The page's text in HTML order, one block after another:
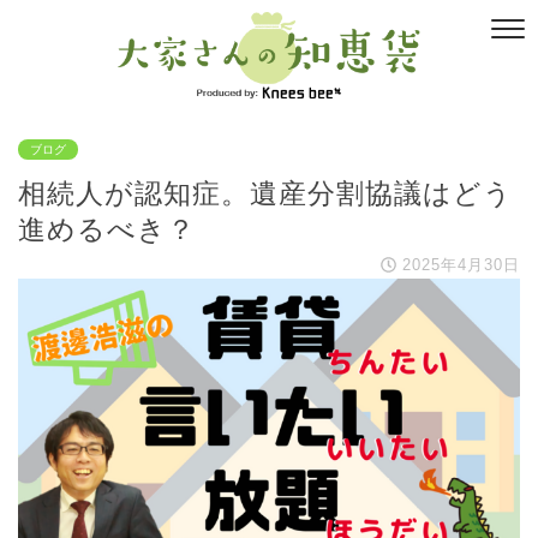
ブログ
相続人が認知症。遺産分割協議はどう
進めるべき？
2025年4月30日